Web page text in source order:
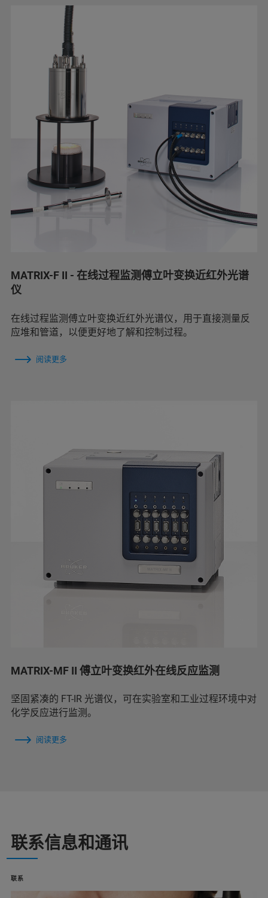
MATRIX-F II - 在线过程监测傅立叶变换近红外光谱
仪
在线过程监测傅立叶变换近红外光谱仪，用于直接测量反
应堆和管道，以便更好地了解和控制过程。
阅读更多
MATRIX-MF II 傅立叶变换红外在线反应监测
坚固紧凑的 FT-IR 光谱仪，可在实验室和工业过程环境中对
化学反应进行监测。
阅读更多
联系信息和通讯
联系